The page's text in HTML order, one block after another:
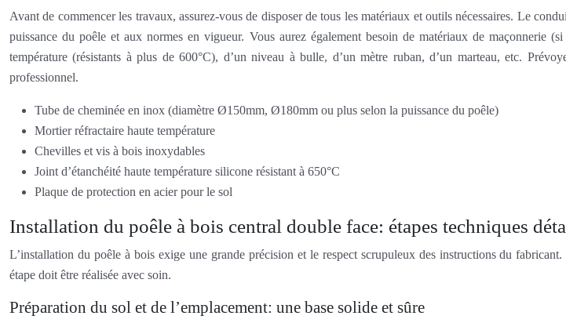
Avant de commencer les travaux, assurez-vous de disposer de tous les matériaux et outils nécessaires. Le
puissance du poêle et aux normes en vigueur. Vous aurez également besoin de matériaux de maçonnerie
température (résistants à plus de 600°C), d’un niveau à bulle, d’un mètre ruban, d’un marteau, etc.
professionnel.
Tube de cheminée en inox (diamètre Ø150mm, Ø180mm ou plus selon la puissance du poêle)
Mortier réfractaire haute température
Chevilles et vis à bois inoxydables
Joint d’étanchéité haute température silicone résistant à 650°C
Plaque de protection en acier pour le sol
Installation du poêle à bois central double face: étapes techniques
L’installation du poêle à bois exige une grande précision et le respect scrupuleux des instructions du
étape doit être réalisée avec soin.
Préparation du sol et de l’emplacement: une base solide et sûre